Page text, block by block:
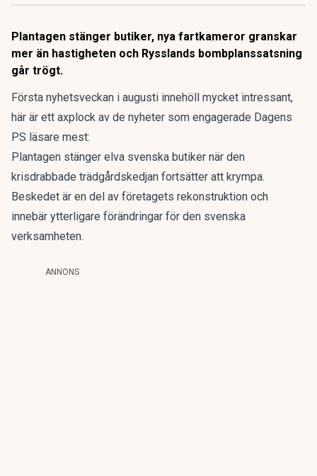
Plantagen stänger butiker, nya fartkameror granskar
mer än hastigheten och Rysslands bombplanssatsning
går trögt.
Första nyhetsveckan i augusti innehöll mycket intressant,
här är ett axplock av de nyheter som engagerade Dagens
PS läsare mest:
Plantagen stänger elva svenska butiker när den
krisdrabbade trädgårdskedjan fortsätter att krympa.
Beskedet är en del av företagets rekonstruktion och
innebär ytterligare förändringar för den svenska
verksamheten.
ANNONS